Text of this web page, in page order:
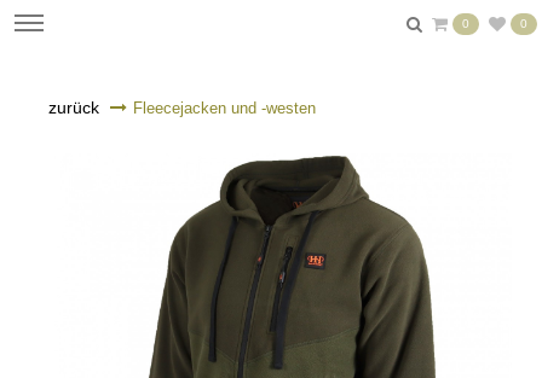
0 0
zurück Fleecejacken und -westen